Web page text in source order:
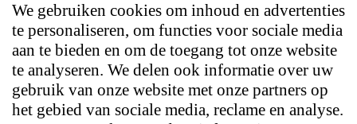
We gebruiken cookies om inhoud en advertenties
te personaliseren, om functies voor sociale media
aan te bieden en om de toegang tot onze website
te analyseren. We delen ook informatie over uw
gebruik van onze website met onze partners op
het gebied van sociale media, reclame en analyse.